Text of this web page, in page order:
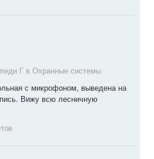
Г в Охранные системы
с микрофоном, выведена на
Вижу всю лесничную